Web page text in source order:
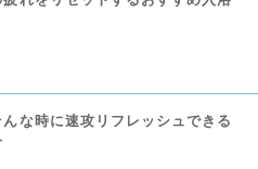
な時に速攻リフレッシュできる